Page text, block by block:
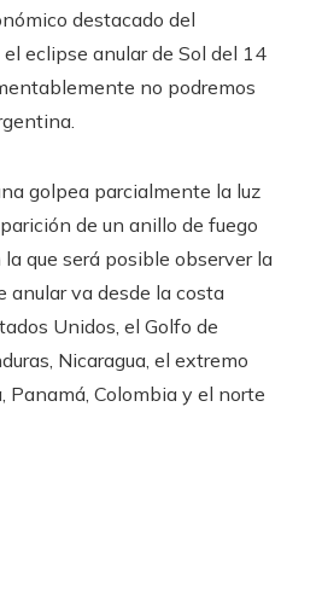
destacado del
eclipse anular de Sol del 14
no podremos
golpea parcialmente la luz
de un anillo de fuego
que será posible observer la
anular va desde la costa
Unidos, el Golfo de
Nicaragua, el extremo
Panamá, Colombia y el norte